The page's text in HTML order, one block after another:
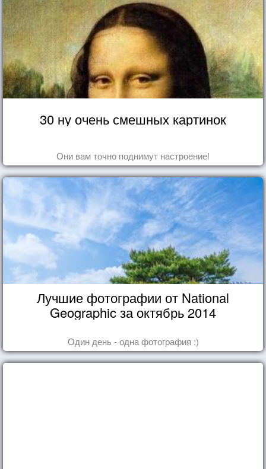
30 ну очень смешных картинок
Они вам точно поднимут настроение!
Лучшие фотографии от National
Geographic за октябрь 2014
Один день - одна фотография :)